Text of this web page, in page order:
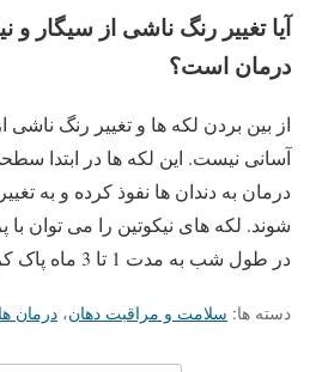
آیا تغییر رنگ ناشی از سیگار و
درمان است؟
از بین بردن لکه ها و تغییر رنگ ناشی
آسانی نیست. این لکه ها در ابتدا
درمان به دندان ها نفوذ کرده و به
در طول شب به مدت 1 تا 3 ماه پاک کرد.
دسته ها: سلامت و مراقبت دهان، درمان